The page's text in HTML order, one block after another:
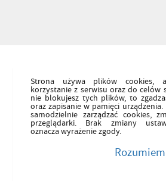
Strona używa plików cookies,
korzystanie z serwisu oraz do celów
nie blokujesz tych plików, to
oraz zapisanie w pamięci urządzenia.
samodzielnie zarządzać cookies,
przeglądarki. Brak zmiany
oznacza wyrażenie zgody.